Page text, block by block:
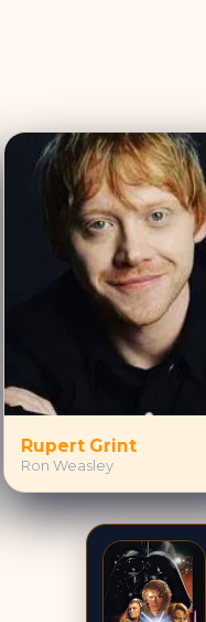
Rupert Grint
Ron Weasley